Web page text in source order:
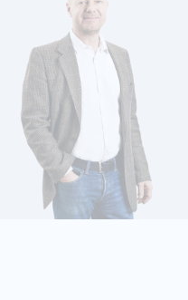
DETAILS ANZEIGEN